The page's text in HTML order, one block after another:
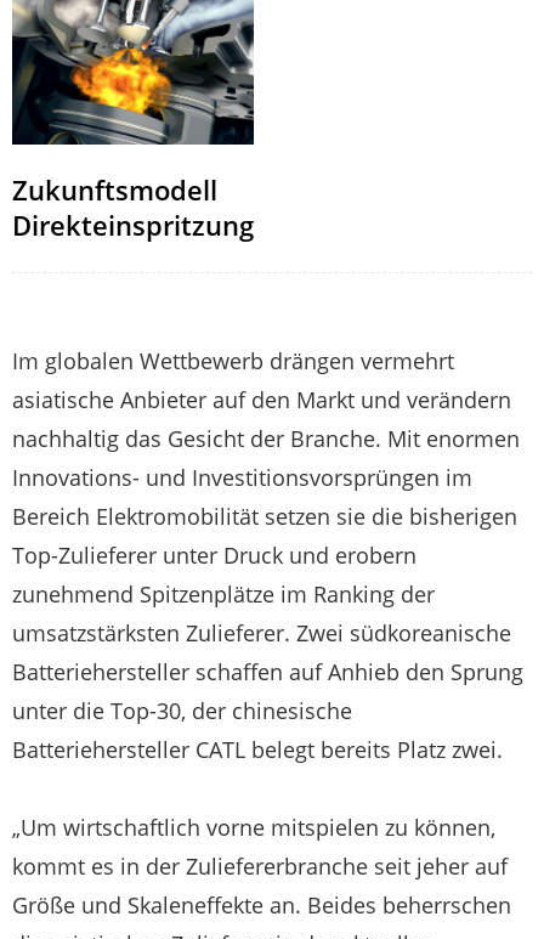
Zukunftsmodell
Direkteinspritzung
Im globalen Wettbewerb drängen vermehrt
asiatische Anbieter auf den Markt und verändern
nachhaltig das Gesicht der Branche. Mit enormen
Innovations- und Investitionsvorsprüngen im
Bereich Elektromobilität setzen sie die bisherigen
Top-Zulieferer unter Druck und erobern
zunehmend Spitzenplätze im Ranking der
umsatzstärksten Zulieferer. Zwei südkoreanische
Batteriehersteller schaffen auf Anhieb den Sprung
unter die Top-30, der chinesische
Batteriehersteller CATL belegt bereits Platz zwei.
„Um wirtschaftlich vorne mitspielen zu können,
kommt es in der Zuliefererbranche seit jeher auf
Größe und Skaleneffekte an. Beides beherrschen